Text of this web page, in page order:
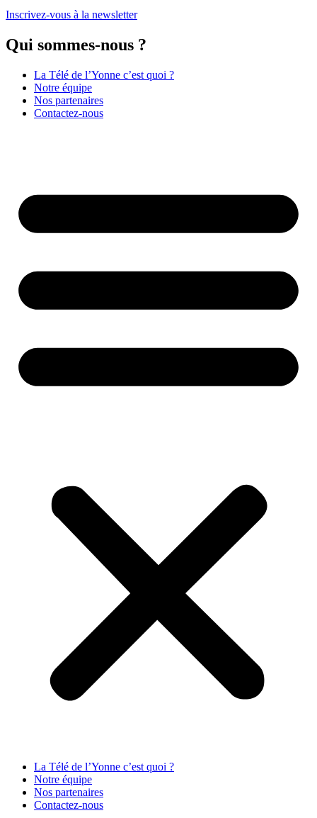
Inscrivez-vous à la newsletter
Qui sommes-nous ?
La Télé de l’Yonne c’est quoi ?
Notre équipe
Nos partenaires
Contactez-nous
La Télé de l’Yonne c’est quoi ?
Notre équipe
Nos partenaires
Contactez-nous